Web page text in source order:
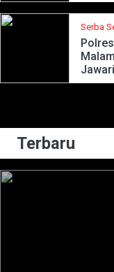
Serba
Jawari
Terbaru